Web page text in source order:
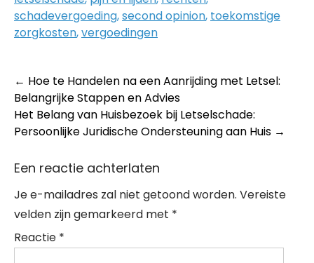
schadevergoeding,second opinion, toekomstige
zorgkosten,vergoedingen
Post
navigation
← Hoe te Handelen na een Aanrijding met Letsel:
Belangrijke Stappen en Advies
Het Belang van Huisbezoek bij Letselschade:
Persoonlijke Juridische Ondersteuning aan Huis →
Een reactie achterlaten
Je e-mailadres zal niet getoond worden. Vereiste
velden zijn gemarkeerd met *
Reactie *